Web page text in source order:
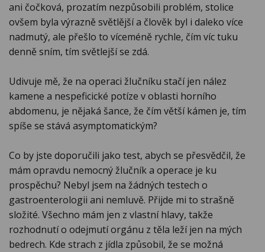
ani čočková, prozatím nezpůsobili problém, stolice
ovšem byla výrazně světlější a člověk byl i daleko více
nadmutý, ale přešlo to víceméně rychle, čím víc tuku
denně sním, tím světlejší se zdá.
Udivuje mě, že na operaci žlučníku stačí jen nález
kamene a nespeficické potíze v oblasti horního
abdomenu, je nějaká šance, že čím větší kámen je, tím
spíše se stává asymptomatickým?
Co by jste doporučili jako test, abych se přesvědčil, že
mám opravdu nemocný žlučník a operace je ku
prospěchu? Nebyl jsem na žádných testech o
gastroenterologii ani nemluvě. Přijde mi to strašně
složité. Všechno mám jen z vlastní hlavy, takže
rozhodnutí o odejmutí orgánu z těla leží jen na mých
bedrech. Kde strach z jídla způsobil, že se možná